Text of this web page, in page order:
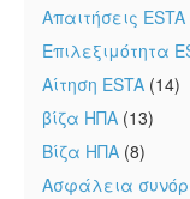
Απαιτήσεις ESTA
Επιλεξιμότητα
Αίτηση ESTA (14)
βίζα ΗΠΑ (13)
Βίζα ΗΠΑ (8)
Ασφάλεια